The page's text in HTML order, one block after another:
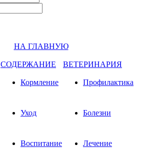
НА ГЛАВНУЮ
СОДЕРЖАНИЕ ВЕТЕРИНАРИЯ
Кормление Профилактика
Уход Болезни
Воспитание Лечение